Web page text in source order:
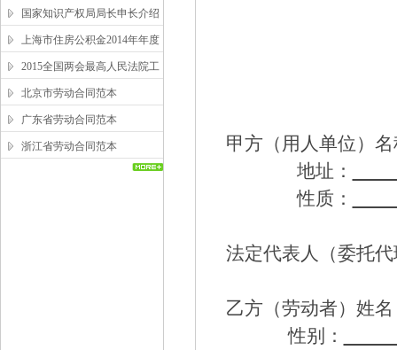
甲方（用人单位）
地址：
性质：
法定代表人（委托
乙方（劳动者）姓名
性别：
月吸收外资情况
国家知识产权局局长申长介绍
2014年中国知识产权发展状况
上海市住房公积金2014年年度
报告
2015全国两会最高人民法院工
作报告全文
北京市劳动合同范本
广东省劳动合同范本
浙江省劳动合同范本